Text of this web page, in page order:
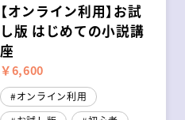
【オンライン利用】お試
し版 はじめての小説講
座
￥6,600
オンライン利用